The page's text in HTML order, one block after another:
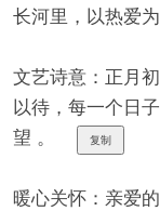
长河里，以热爱
文艺诗意：正月
以待，每一个日
望 。
复制
暖心关怀：亲爱